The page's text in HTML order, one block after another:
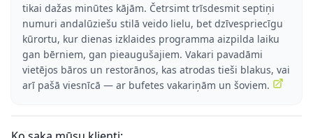
tikai dažas minūtes kājām. Četrsimt trīsdesmit septiņi
numuri andalūziešu stilā veido lielu, bet dzīvespriecīgu
kūrortu, kur dienas izklaides programma aizpilda laiku
gan bērniem, gan pieaugušajiem. Vakari pavadāmi
vietējos bāros un restorānos, kas atrodas tieši blakus, vai
arī pašā viesnīcā — ar bufetes vakariņām un šoviem.